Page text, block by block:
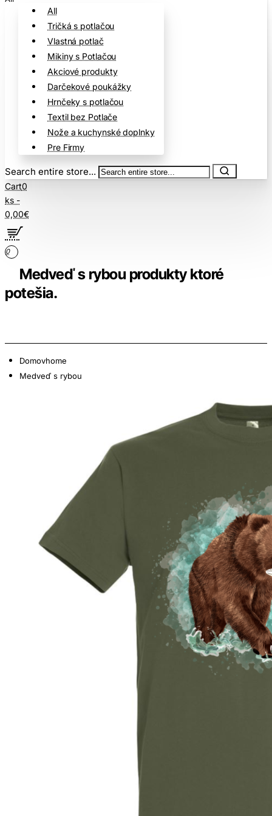
All
Tričká s potlačou
Vlastná potlač
Mikiny s Potlačou
Akciové produkty
Darčekové poukážky
Hrnčeky s potlačou
Textil bez Potlače
Nože a kuchynské doplnky
Pre Firmy
Search entire store...
Cart0
ks -
0,00€
0
Medveď s rybou produkty ktoré
potešia.
Domovhome
Medveď s rybou